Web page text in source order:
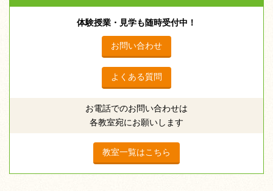
体験授業・見学も随時受付中！
お問い合わせ
よくある質問
お電話でのお問い合わせは
各教室宛にお願いします
教室一覧はこちら